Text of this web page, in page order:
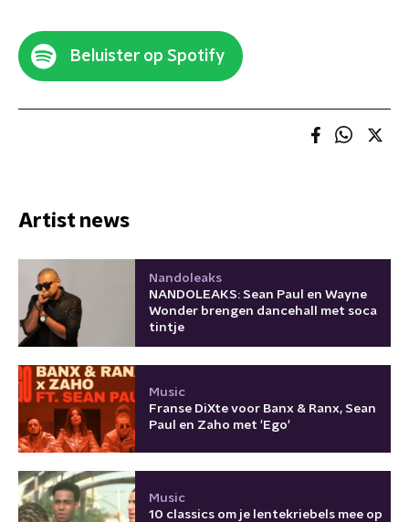
Beluister op Spotify
Artist news
Nandoleaks
NANDOLEAKS: Sean Paul en Wayne
Wonder brengen dancehall met soca
tintje
Music
Franse DiXte voor Banx & Ranx, Sean
Paul en Zaho met 'Ego'
Music
10 classics om je lentekriebels mee op